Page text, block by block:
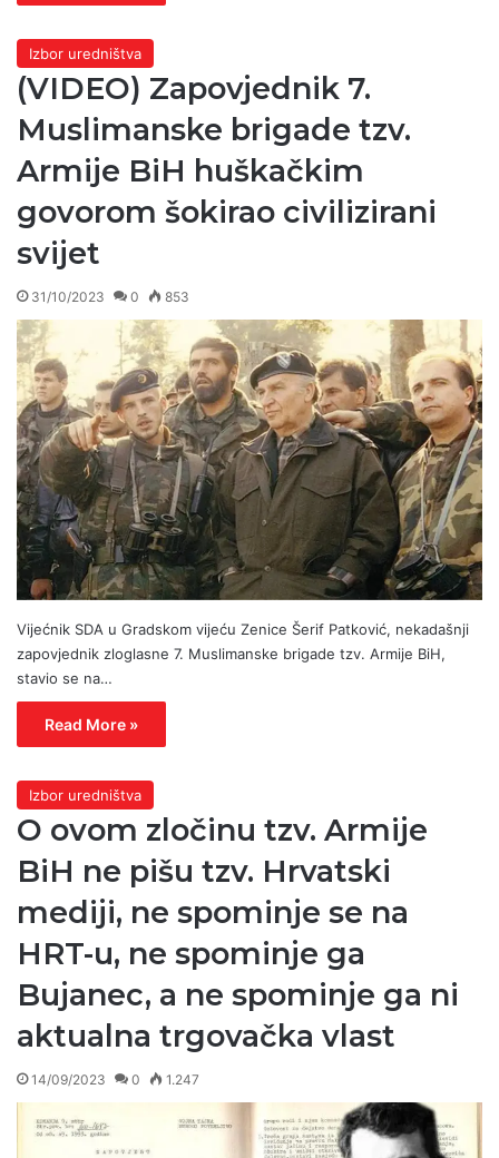
Izbor uredništva
(VIDEO) Zapovjednik 7.
Muslimanske brigade tzv.
Armije BiH huškačkim
govorom šokirao civilizirani
svijet
31/10/2023 0 853
Vijećnik SDA u Gradskom vijeću Zenice Šerif Patković, nekadašnji
zapovjednik zloglasne 7. Muslimanske brigade tzv. Armije BiH,
stavio se na…
Read More »
Izbor uredništva
O ovom zločinu tzv. Armije
BiH ne pišu tzv. Hrvatski
mediji, ne spominje se na
HRT-u, ne spominje ga
Bujanec, a ne spominje ga ni
aktualna trgovačka vlast
14/09/2023 0 1.247